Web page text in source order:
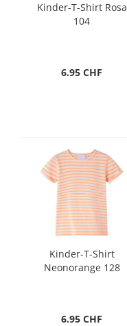
Kinder-T-Shirt Rosa
104
6.95 CHF
Kinder-T-Shirt
Neonorange 128
6.95 CHF